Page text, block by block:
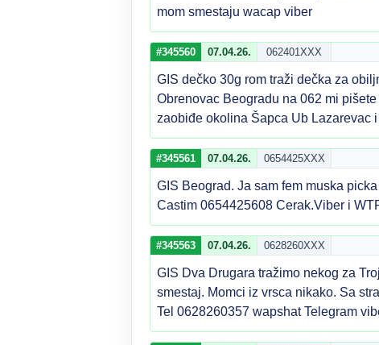
mom smestaju wacap viber
#345560 07.04.26. 062401XXX
GIS dečko 30g rom traži dečka za
Obrenovac Beogradu na 062 mi
zaobiđe okolina Šapca Ub Lazarevac
#345561 07.04.26. 0654425XXX
GIS Beograd. Ja sam fem muska
Castim 0654425608 Cerak.Viber i
#345563 07.04.26. 0628260XXX
GIS Dva Drugara tražimo nekog za
smestaj. Momci iz vrsca nikako. Sa
Tel 0628260357 wapshat Telegram